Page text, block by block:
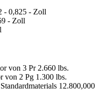
- 0,825 - Zoll
- Zoll
von 3 Pr 2.660 lbs.
von 2 Pg 1.300 lbs.
12.800,000